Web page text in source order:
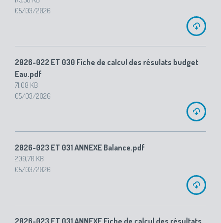
05/03/2026
2026-022 ET 030 Fiche de calcul des résulats budget
Eau.pdf
71,08 KB
05/03/2026
2026-023 ET 031 ANNEXE Balance.pdf
209,70 KB
05/03/2026
2026-023 ET 031 ANNEXE Fiche de calcul des résultats